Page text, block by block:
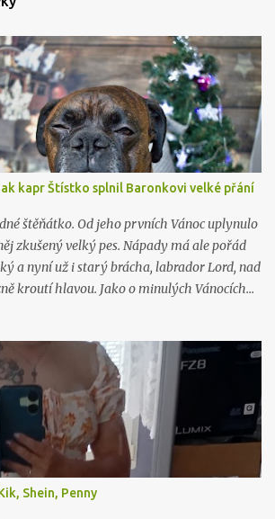
kapr Štístko splnil Baronkovi velké přání
štěňátko. Od jeho prvních Vánoc uplynulo
zkušený velký pes. Nápady má ale pořád
a nyní už i starý brácha, labrador Lord, nad
kroutí hlavou. Jako o minulých Vánocích…
Shein, Penny